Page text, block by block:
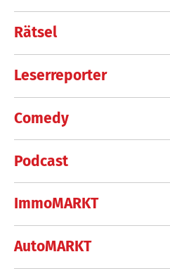
Rätsel
Leserreporter
Comedy
Podcast
ImmoMARKT
AutoMARKT